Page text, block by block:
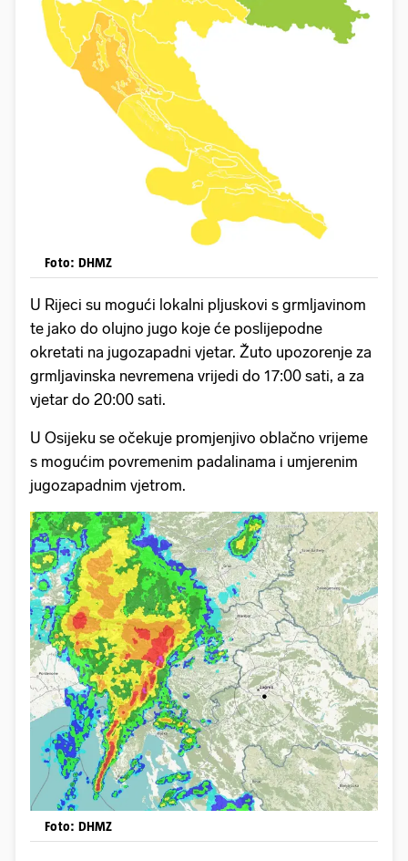
Foto: DHMZ
U Rijeci su mogući lokalni pljuskovi s grmljavinom
te jako do olujno jugo koje će poslijepodne
okretati na jugozapadni vjetar. Žuto upozorenje za
grmljavinska nevremena vrijedi do 17:00 sati, a za
vjetar do 20:00 sati.
U Osijeku se očekuje promjenjivo oblačno vrijeme
s mogućim povremenim padalinama i umjerenim
jugozapadnim vjetrom.
Foto: DHMZ